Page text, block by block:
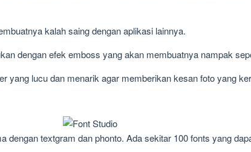
kalah saing dengan aplikasi lainnya.
dengan efek emboss yang akan membuatnya nampak
yang lucu dan menarik agar memberikan kesan foto yang
dengan textgram dan phonto. Ada sekitar 100 fonts yang